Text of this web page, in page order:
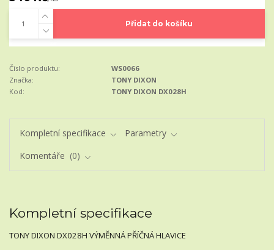
Přidat do košíku
Číslo produktu:
WS0066
Značka:
TONY DIXON
Kod:
TONY DIXON DX028H
Kompletní specifikace
Parametry
Komentáře
0
Kompletní specifikace
TONY DIXON DX028H VÝMĚNNÁ PŘÍČNÁ HLAVICE